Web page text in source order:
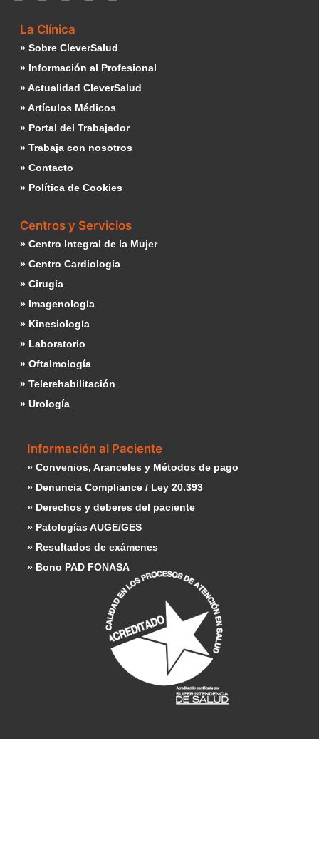
La Clínica
» Sobre CleverSalud
» Información al Profesional
» Actualidad CleverSalud
» Artículos Médicos
» Portal del Trabajador
» Trabaja con nosotros
» Contacto
» Política de Cookies
Centros y Servicios
» Centro Integral de la Mujer
» Centro Cardiología
» Cirugía
» Imagenología
» Kinesiología
» Laboratorio
» Oftalmología
» Telerehabilitación
» Urología
Información al Paciente
» Convenios, Aranceles y Métodos de pago
» Denuncia Compliance / Ley 20.393
» Derechos y deberes del paciente
» Patologías AUGE/GES
» Resultados de exámenes
» Bono PAD FONASA